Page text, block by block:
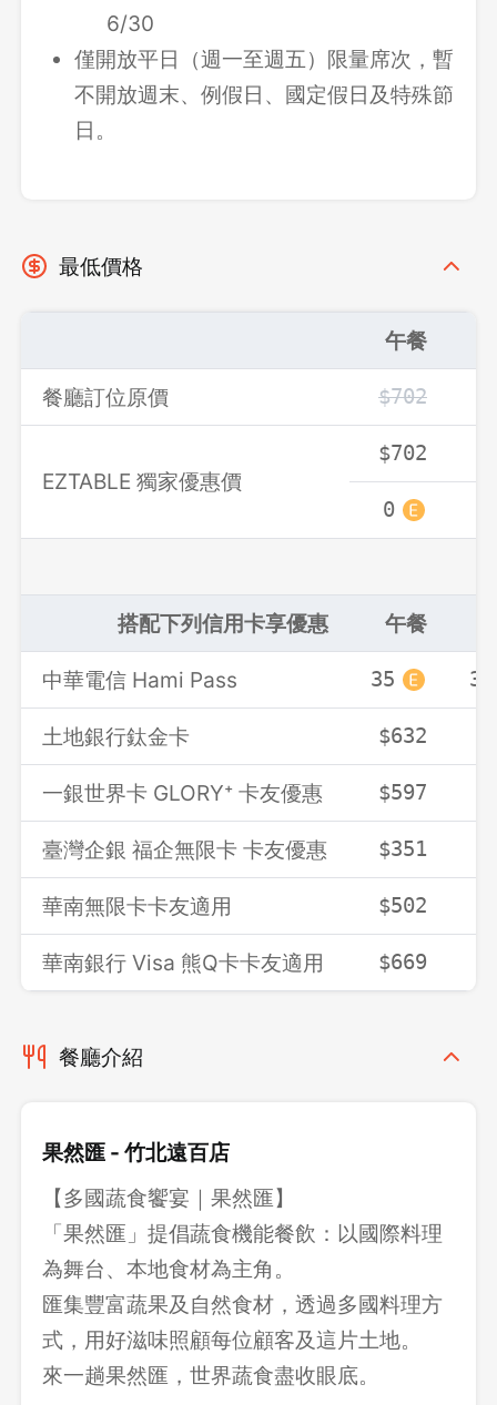
6/30
僅開放平日（週一至週五）限量席次，暫
不開放週末、例假日、國定假日及特殊節
日。
最低價格
午餐
餐廳訂位原價 $702
EZTABLE 獨家優惠價
$702
0
搭配下列信用卡享優惠 午餐
中華電信 Hami Pass 35 35
土地銀行鈦金卡 $632
一銀世界卡 GLORY⁺ 卡友優惠 $597
臺灣企銀 福企無限卡 卡友優惠 $351
華南無限卡卡友適用 $502
華南銀行 Visa 熊Q卡卡友適用 $669
餐廳介紹
果然匯 - 竹北遠百店
【多國蔬食饗宴｜果然匯】
「果然匯」提倡蔬食機能餐飲：以國際料理
為舞台、本地食材為主角。
匯集豐富蔬果及自然食材，透過多國料理方
式，用好滋味照顧每位顧客及這片土地。
來一趟果然匯，世界蔬食盡收眼底。
確定要登出嗎？